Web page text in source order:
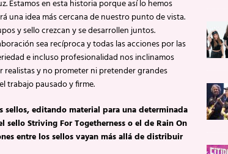
Estamos en esta historia porque así lo hemos
una idea más cercana de nuestro punto de vista.
y sello crezcan y se desarrollen juntos.
sea recíproca y todas las acciones por las
e incluso profesionalidad nos inclinamos
realistas y no prometer ni pretender grandes
trabajo pausado y firme.
editando material para una determinada
Striving For Togetherness o el de Rain On
entre los sellos vayan más allá de distribuir